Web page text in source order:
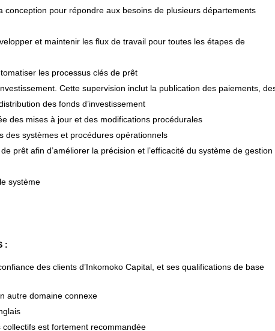
pour répondre aux besoins de plusieurs départements
et maintenir les flux de travail pour toutes les étapes de
les processus clés de prêt
Cette supervision inclut la publication des paiements,
des fonds d’investissement
des mises à jour et des modifications procédurales
des systèmes et procédures opérationnels
prêt afin d’améliorer la précision et l’efficacité du système de gestion
système
:
des clients d’Inkomoko Capital, et ses qualifications de base
autre domaine connexe
est fortement recommandée